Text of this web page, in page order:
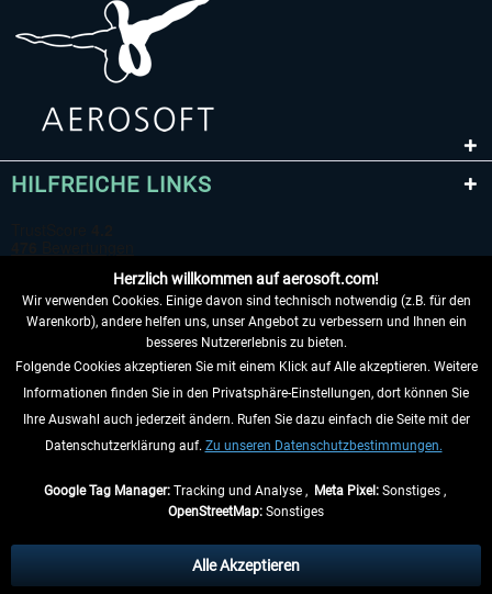
HILFREICHE LINKS
VERTRAG WIDERRUFEN
INFORMATIONEN
anders beschrieben.
** Gilt für Lieferungen innerhalb Deutschlands, Lieferzeiten für andere Länder
Herzlich willkommen auf aerosoft.com!
Wir verwenden Cookies. Einige davon sind technisch notwendig (z.B. für den
Warenkorb), andere helfen uns, unser Angebot zu verbessern und Ihnen ein
besseres Nutzererlebnis zu bieten.
Folgende Cookies akzeptieren Sie mit einem Klick auf Alle akzeptieren. Weitere
Informationen finden Sie in den Privatsphäre-Einstellungen, dort können Sie
Ihre Auswahl auch jederzeit ändern. Rufen Sie dazu einfach die Seite mit der
Datenschutzerklärung auf. Zu unseren Datenschutzbestimmungen.
Google Tag Manager:Tracking und Analyse , Meta Pixel:Sonstiges ,
OpenStreetMap: Sonstiges
Alle Akzeptieren